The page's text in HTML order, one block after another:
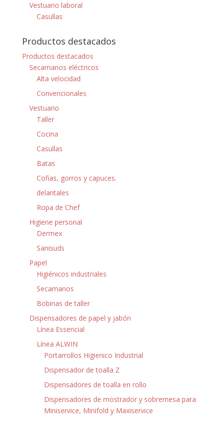
Vestuario laboral
Casullas
Productos destacados
Productos destacados
Secamanos eléctricos
Alta velocidad
Convencionales
Vestuario
Taller
Cocina
Casullas
Batas
Cofias, gorros y capuces.
delantales
Ropa de Chef
Higiene personal
Dermex
Sanisuds
Papel
Higiénicos industriales
Secamanos
Bobinas de taller
Dispensadores de papel y jabón
Línea Essencial
Línea ALWIN
Portarrollos Higienico Industrial
Dispensador de toalla Z
Dispensadores de toalla en rollo
Dispensadores de mostrador y sobremesa para
Miniservice, Minifold y Maxiservice